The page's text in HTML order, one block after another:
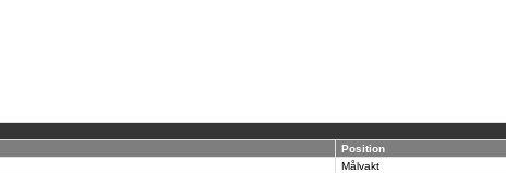
Position
Målvakt